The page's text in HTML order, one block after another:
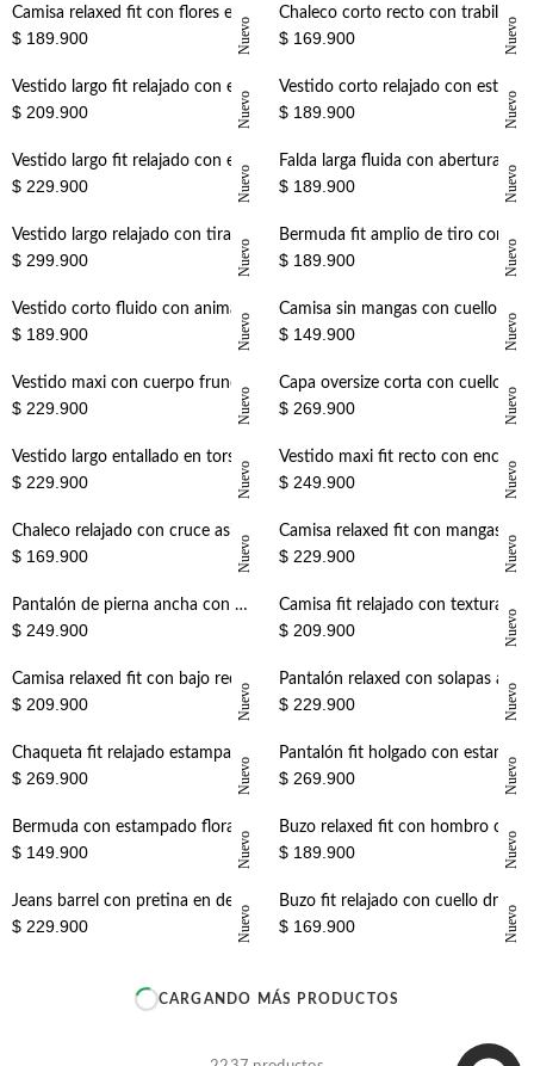
+ +
+ +
+ +
+ +
Nuevo
+
Camisa relaxed fit con flores en algodón crudo para mujer
$ 189.900 Nuevo
+
Chaleco corto recto con trabillas y botones dobles en algodón beige para mujer
$ 169.900
Nuevo
+
Vestido largo fit relajado con estampado leopardo en marrón para mujer
$ 209.900 Nuevo
+
Vestido corto relajado con estampado floral en amarillo para mujer
$ 189.900
Nuevo
+
Vestido largo fit relajado con estampado floral en azul crudo para mujer
$ 229.900 Nuevo
+
Falda larga fluida con abertura lateral en punto de modal café para mujer
$ 189.900
Nuevo
+
Vestido largo relajado con tirantes anudados en azul marino para mujer
$ 299.900 Nuevo
+
Bermuda fit amplio de tiro corto con estampado floral en algodón beige para mujer
$ 189.900
Nuevo
+
Vestido corto fluido con animal print en café para mujer
$ 189.900 Nuevo
+
Camisa sin mangas con cuello camisero en V de algodón color crema para mujer
$ 149.900
Nuevo
+
Vestido maxi con cuerpo fruncido en algodón verde oliva para mujer
$ 229.900 Nuevo
+
Capa oversize corta con cuello alto y broches en algodón beige para mujer
$ 269.900
Nuevo
+
Vestido largo entallado en torso con falda globo en algodón marrón para mujer
$ 229.900 Nuevo
+
Vestido maxi fit recto con encaje floral calado en negro para mujer
$ 249.900
Nuevo
+
Chaleco relajado con cruce asimétrico y cuello alto en negro para mujer
$ 169.900 Nuevo
+
Camisa relaxed fit con mangas globo en algodón camel para mujer
$ 229.900
+
Pantalón de pierna ancha con doble botonadura frontal en lino beige para mujer
$ 249.900 Nuevo
+
Camisa fit relajado con textura natural en lino crudo para mujer
$ 209.900
Nuevo
Camisa relaxed fit con bajo redondeado y aberturas laterales en lino verde salvia para mujer
$ 209.900 Nuevo
Pantalón relaxed con solapas abotonadas en algodón beige para mujer
$ 229.900
Nuevo
+
Chaqueta fit relajado estampada de algodón beige para mujer
$ 269.900 Nuevo
+
Pantalón fit holgado con estampado tono sobre tono de algodón beige para mujer
$ 269.900
Nuevo
Bermuda con estampado floral en algodón crema para mujer
$ 149.900 Nuevo
Buzo relaxed fit con hombro caído y rib ancho en algodón crema para mujer
$ 189.900
Nuevo
Jeans barrel con pretina en denim para mujer
$ 229.900 Nuevo
Buzo fit relajado con cuello drapeado en algodón café para mujer
$ 169.900
CARGANDO MÁS PRODUCTOS